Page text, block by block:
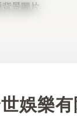
娛樂有